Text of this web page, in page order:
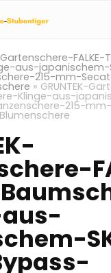
Gartenschere-
aus-japanischem-
215-mm-
» GRUNTEK-
Klinge-aus-
215-